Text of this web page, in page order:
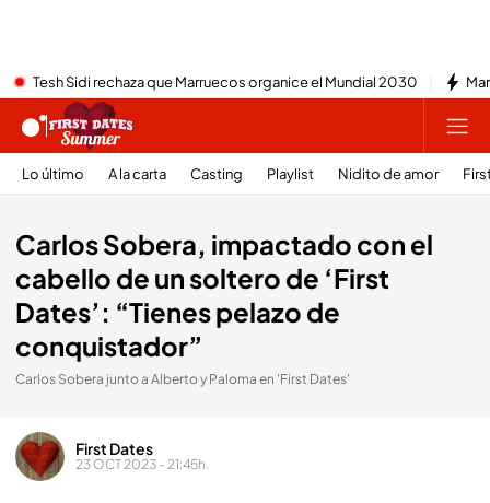
Tesh Sidi rechaza que Marruecos organice el Mundial 2030
Lo último A la carta Casting Playlist Nidito de amor
Carlos Sobera, impactado con el
cabello de un soltero de ‘First
Dates’: “Tienes pelazo de
conquistador”
Carlos Sobera junto a Alberto y Paloma en 'First Dates'
First Dates
23 OCT 2023 - 21:45h.